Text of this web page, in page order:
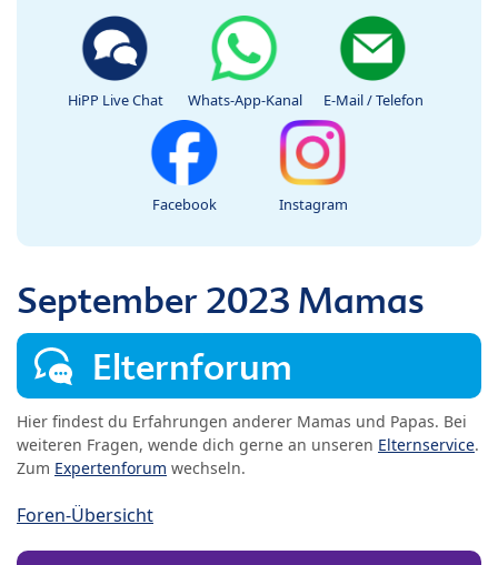
HiPP Live Chat Whats-App-Kanal E-Mail / Telefon
Facebook Instagram
September 2023 Mamas
Elternforum
Hier findest du Erfahrungen anderer Mamas und Papas. Bei
weiteren Fragen, wende dich gerne an unseren Elternservice.
Zum Expertenforum wechseln.
Foren-Übersicht